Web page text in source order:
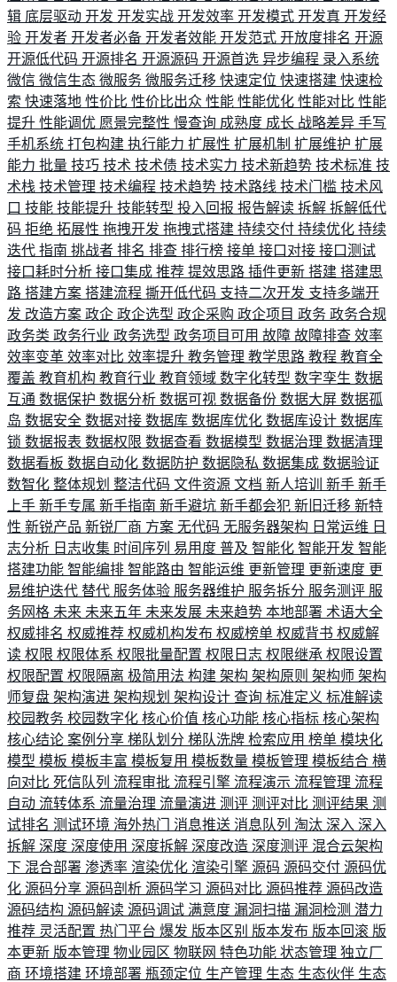
辑 底层驱动 开发 开发实战 开发效率 开发模式 开发真 开发经
验 开发者 开发者必备 开发者效能 开发范式 开放度排名 开源
开源低代码 开源排名 开源源码 开源首选 异步编程 录入系统
微信 微信生态 微服务 微服务迁移 快速定位 快速搭建 快速检
索 快速落地 性价比 性价比出众 性能 性能优化 性能对比 性能
提升 性能调优 愿景完整性 慢查询 成熟度 成长 战略差异 手写
手机系统 打包构建 执行能力 扩展性 扩展机制 扩展维护 扩展
能力 批量 技巧 技术 技术债 技术实力 技术新趋势 技术标准 技
术栈 技术管理 技术编程 技术趋势 技术路线 技术门槛 技术风
口 技能 技能提升 技能转型 投入回报 报告解读 拆解 拆解低代
码 拒绝 拓展性 拖拽开发 拖拽式搭建 持续交付 持续优化 持续
迭代 指南 挑战者 排名 排查 排行榜 接单 接口对接 接口测试
接口耗时分析 接口集成 推荐 提效思路 插件更新 搭建 搭建思
路 搭建方案 搭建流程 撕开低代码 支持二次开发 支持多端开
发 改造方案 政企 政企选型 政企采购 政企项目 政务 政务合规
政务类 政务行业 政务选型 政务项目可用 故障 故障排查 效率
效率变革 效率对比 效率提升 教务管理 教学思路 教程 教育全
覆盖 教育机构 教育行业 教育领域 数字化转型 数字孪生 数据
互通 数据保护 数据分析 数据可视 数据备份 数据大屏 数据孤
岛 数据安全 数据对接 数据库 数据库优化 数据库设计 数据库
锁 数据报表 数据权限 数据查看 数据模型 数据治理 数据清理
数据看板 数据自动化 数据防护 数据隐私 数据集成 数据验证
数智化 整体规划 整洁代码 文件资源 文档 新人培训 新手 新手
上手 新手专属 新手指南 新手避坑 新手都会犯 新旧迁移 新特
性 新锐产品 新锐厂商 方案 无代码 无服务器架构 日常运维 日
志分析 日志收集 时间序列 易用度 普及 智能化 智能开发 智能
搭建功能 智能编排 智能路由 智能运维 更新管理 更新速度 更
易维护迭代 替代 服务体验 服务器维护 服务拆分 服务测评 服
务网格 未来 未来五年 未来发展 未来趋势 本地部署 术语大全
权威排名 权威推荐 权威机构发布 权威榜单 权威背书 权威解
读 权限 权限体系 权限批量配置 权限日志 权限继承 权限设置
权限配置 权限隔离 极简用法 构建 架构 架构原则 架构师 架构
师复盘 架构演进 架构规划 架构设计 查询 标准定义 标准解读
校园教务 校园数字化 核心价值 核心功能 核心指标 核心架构
核心结论 案例分享 梯队划分 梯队洗牌 检索应用 榜单 模块化
模型 模板 模板丰富 模板复用 模板数量 模板管理 模板结合 横
向对比 死信队列 流程审批 流程引擎 流程演示 流程管理 流程
自动 流转体系 流量治理 流量演进 测评 测评对比 测评结果 测
试排名 测试环境 海外热门 消息推送 消息队列 淘汰 深入 深入
拆解 深度 深度使用 深度拆解 深度改造 深度测评 混合云架构
下 混合部署 渗透率 渲染优化 渲染引擎 源码 源码交付 源码优
化 源码分享 源码剖析 源码学习 源码对比 源码推荐 源码改造
源码结构 源码解读 源码调试 满意度 漏洞扫描 漏洞检测 潜力
推荐 灵活配置 热门平台 爆发 版本区别 版本发布 版本回滚 版
本更新 版本管理 物业园区 物联网 特色功能 状态管理 独立厂
商 环境搭建 环境部署 瓶颈定位 生产管理 生态 生态伙伴 生态